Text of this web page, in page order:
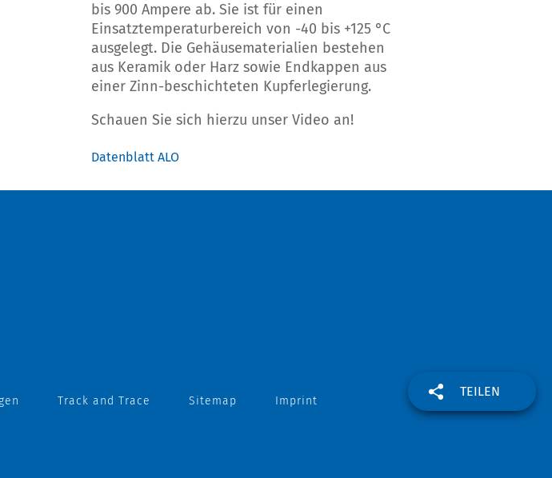
bis 900 Ampere ab. Sie ist für einen
Einsatztemperaturbereich von -40 bis +125 °C
ausgelegt. Die Gehäusematerialien bestehen
aus Keramik oder Harz sowie Endkappen aus
einer Zinn-beschichteten Kupferlegierung.
Schauen Sie sich hierzu unser Video an!
Datenblatt ALO
TEILEN
Track and Trace Sitemap
Imprint